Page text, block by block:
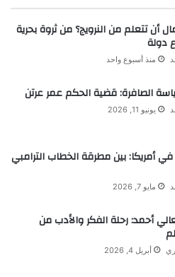
أن تتعلم من النرويج؟ من ثروة بحرية
دولة
منذ أسبوع واحد
الصافرة: قضية الحكم عمر عرتن
يونيو 11, 2026
في أمريكا: بين مطرقة الخطاب الترامبي
مايو 7, 2026
أحمد: رحلة الفكر والأدب من
أبريل 4, 2026